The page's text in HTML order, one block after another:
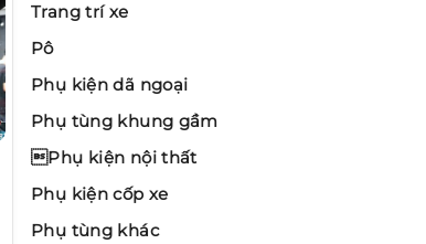
Trang trí xe
Pô
Phụ kiện dã ngoại
Phụ tùng khung gầm
Phụ kiện nội thất
Phụ kiện cốp xe
Phụ tùng khác